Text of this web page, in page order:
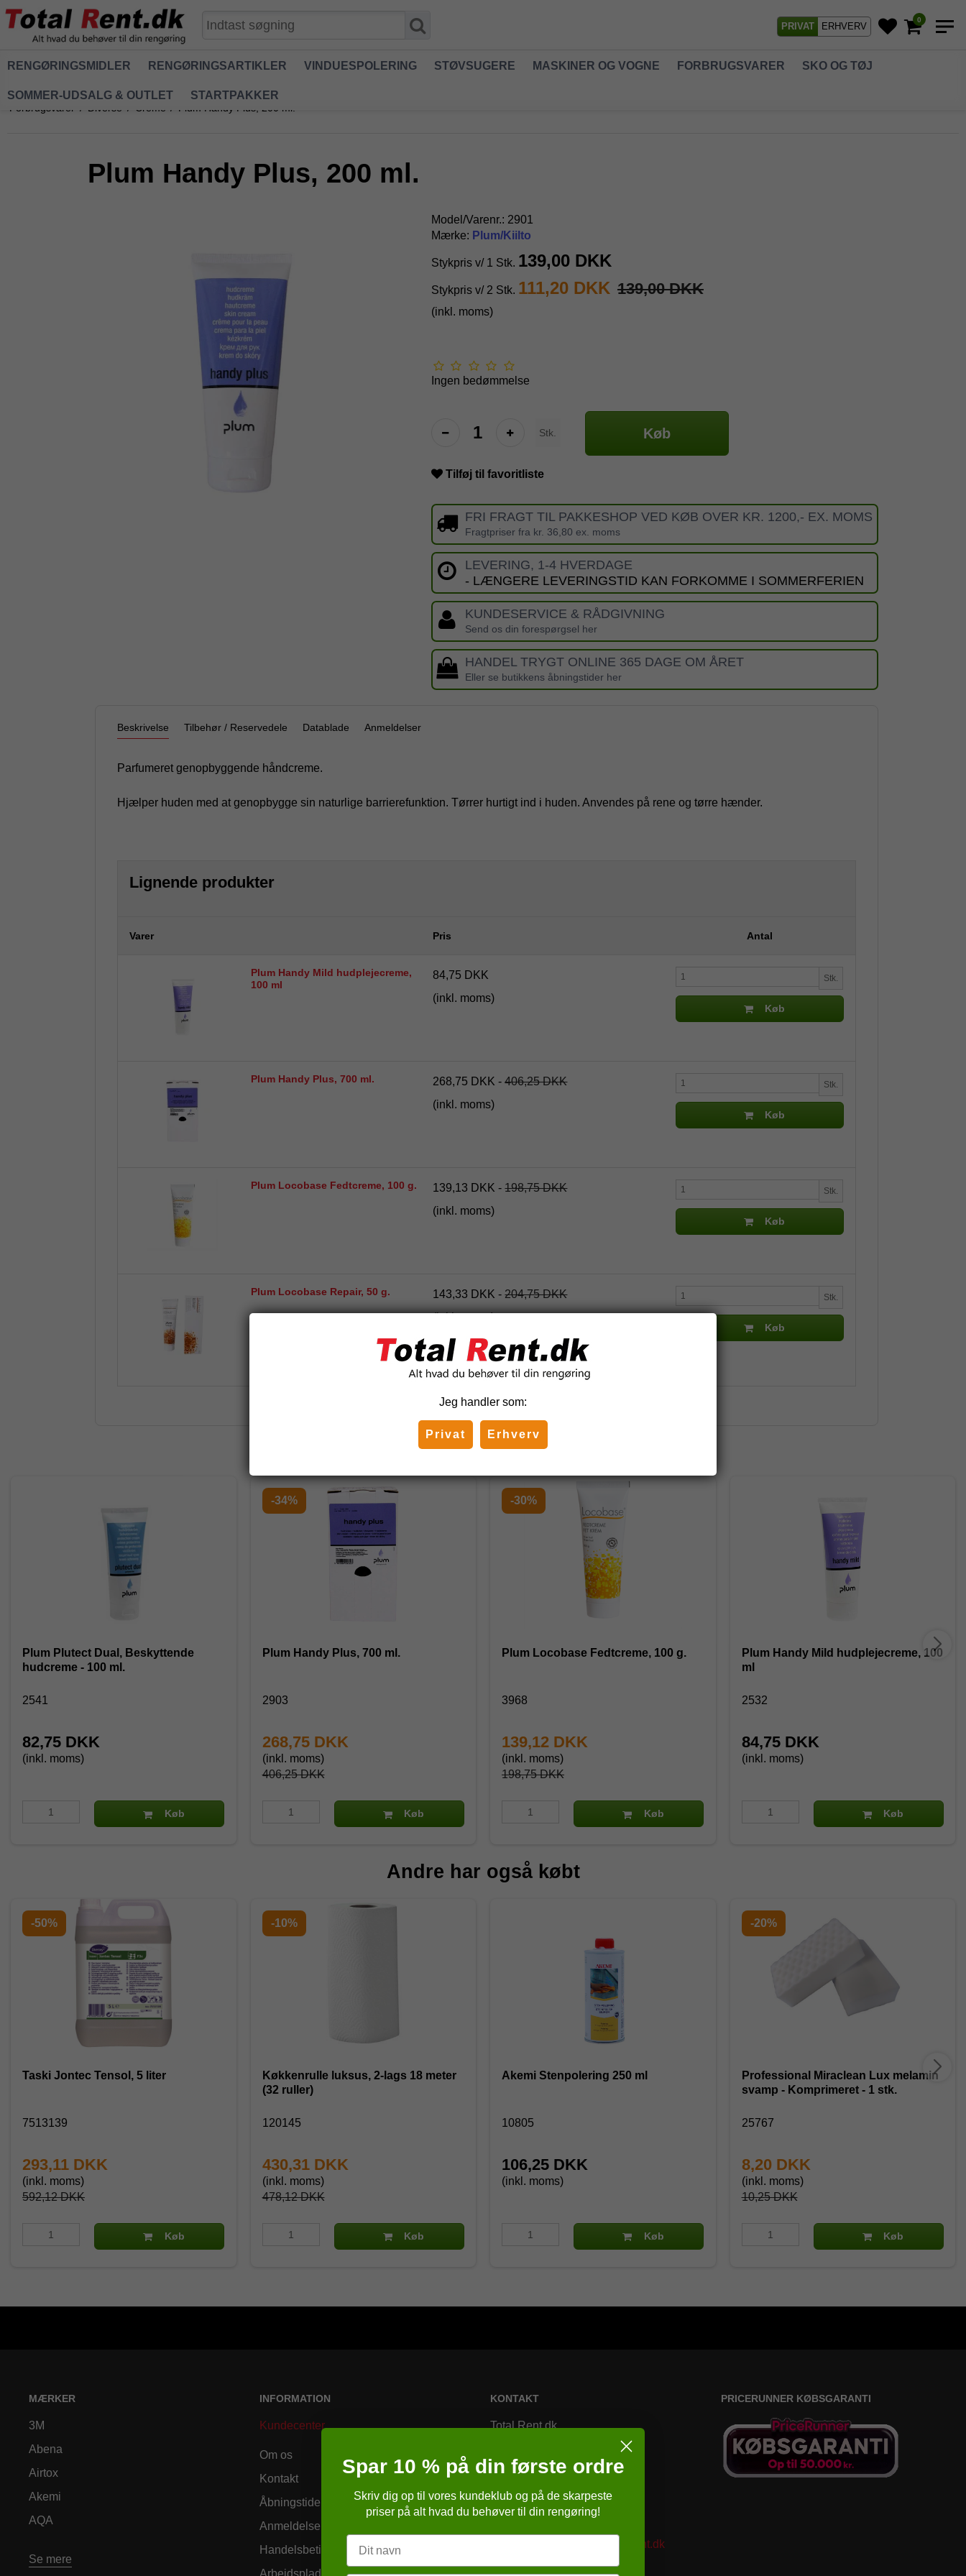
PRIVAT ERHVERV
0
RENGØRINGSMIDLER RENGØRINGSARTIKLER VINDUESPOLERING STØVSUGERE MASKINER OG VOGNE FORBRUGSVARER SKO OG TØJ
SOMMER-UDSALG & OUTLET STARTPAKKER
Forbrugsvarer / Diverse / Creme / Plum Handy Plus, 200 ml.
Plum Handy Plus, 200 ml.
Model/Varenr.: 2901
Mærke: Plum/Kiilto
Stykpris v/ 1 Stk. 139,00 DKK
Stykpris v/ 2 Stk. 111,20 DKK 139,00 DKK
(inkl. moms)
Ingen bedømmelse
Stk. Køb
Tilføj til favoritliste
FRI FRAGT TIL PAKKESHOP VED KØB OVER KR. 1200,- EX. MOMS
Fragtpriser fra kr. 36,80 ex. moms
LEVERING, 1-4 HVERDAGE
- LÆNGERE LEVERINGSTID KAN FORKOMME I SOMMERFERIEN
KUNDESERVICE & RÅDGIVNING
Send os din forespørgsel her
HANDEL TRYGT ONLINE 365 DAGE OM ÅRET
Eller se butikkens åbningstider her
Beskrivelse Tilbehør / Reservedele Datablade Anmeldelser
Parfumeret genopbyggende håndcreme.
Hjælper huden med at genopbygge sin naturlige barrierefunktion. Tørrer hurtigt ind i huden. Anvendes på rene og tørre hænder.
Lignende produkter
Varer Pris Antal
Plum Handy Mild hudplejecreme,
100 ml
84,75 DKK
(inkl. moms)
Stk.
Køb
Plum Handy Plus, 700 ml. 268,75 DKK -406,25 DKK
(inkl. moms)
Stk.
Køb
Plum Locobase Fedtcreme, 100 g. 139,13 DKK -198,75 DKK
(inkl. moms)
Stk.
Køb
Plum Locobase Repair, 50 g. 143,33 DKK -204,75 DKK
(inkl. moms)
Stk.
Køb
Relaterede produkter
Plum Plutect Dual, Beskyttende
hudcreme - 100 ml.
2541
82,75 DKK
(inkl. moms)
Køb
-34%
Plum Handy Plus, 700 ml.
2903
406,25 DKK
268,75 DKK
(inkl. moms)
Køb
-30%
Plum Locobase Fedtcreme, 100 g.
3968
198,75 DKK
139,12 DKK
(inkl. moms)
Køb
Plum Handy Mild hudplejecreme, 100
ml
2532
84,75 DKK
(inkl. moms)
Køb
Andre har også købt
-50%
Taski Jontec Tensol, 5 liter
7513139
592,12 DKK
293,11 DKK
(inkl. moms)
Køb
-10%
Køkkenrulle luksus, 2-lags 18 meter
(32 ruller)
120145
478,12 DKK
430,31 DKK
(inkl. moms)
Køb
Akemi Stenpolering 250 ml
10805
106,25 DKK
(inkl. moms)
Køb
-20%
Professional Miraclean Lux melamin
svamp - Komprimeret - 1 stk.
25767
10,25 DKK
8,20 DKK
(inkl. moms)
Køb
MÆRKER
3M
Abena
Airtox
Akemi
AQA
Se mere
INFORMATION
Kundecenter
Om os
Kontakt
Åbningstider
Anmeldelser
Handelsbetingelser
KONTAKT
Total Rent.dk
8230 Åbyhøj
Danmark
Telefonnr.
86257651
kundeservice@totalrent.dk
PRICERUNNER KØBSGARANTI
Jeg handler som:
Privat Erhverv
Spar 10 % på din første ordre
Skriv dig op til vores kundeklub og på de skarpeste
priser på alt hvad du behøver til din rengøring!
Navn